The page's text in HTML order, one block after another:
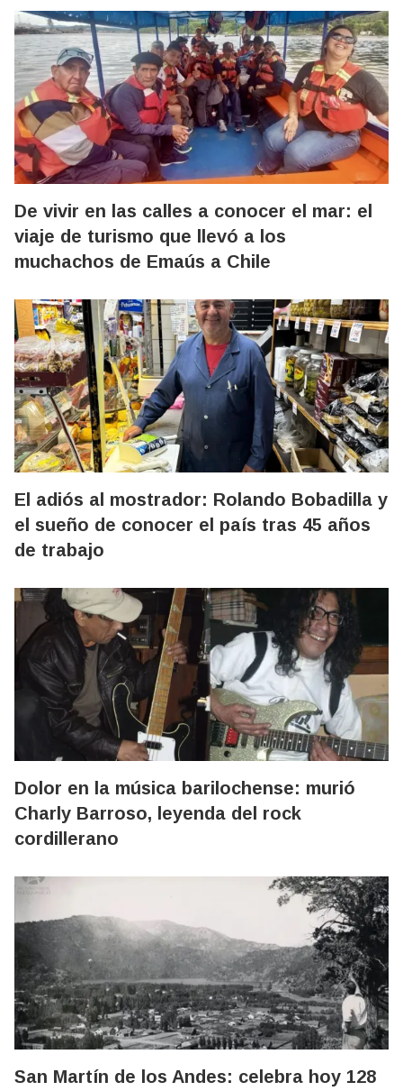
De vivir en las calles a conocer el mar: el
viaje de turismo que llevó a los
muchachos de Emaús a Chile
El adiós al mostrador: Rolando Bobadilla y
el sueño de conocer el país tras 45 años
de trabajo
Dolor en la música barilochense: murió
Charly Barroso, leyenda del rock
cordillerano
San Martín de los Andes: celebra hoy 128